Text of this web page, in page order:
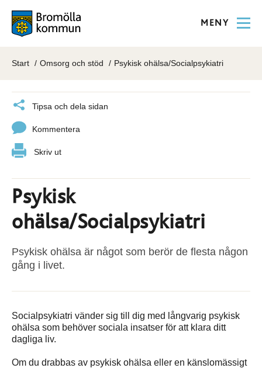
MENY
Start Omsorg och stöd Psykisk ohälsa/Socialpsykiatri
Tipsa och dela sidan
Kommentera
Skriv ut
Psykisk
ohälsa/Socialpsykiatri
Psykisk ohälsa är något som berör de flesta någon
gång i livet.
Socialpsykiatri vänder sig till dig med långvarig psykisk
ohälsa som behöver sociala insatser för att klara ditt
dagliga liv.
Om du drabbas av psykisk ohälsa eller en känslomässigt